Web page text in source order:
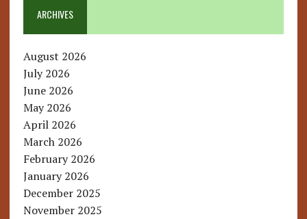
ARCHIVES
August 2026
July 2026
June 2026
May 2026
April 2026
March 2026
February 2026
January 2026
December 2025
November 2025